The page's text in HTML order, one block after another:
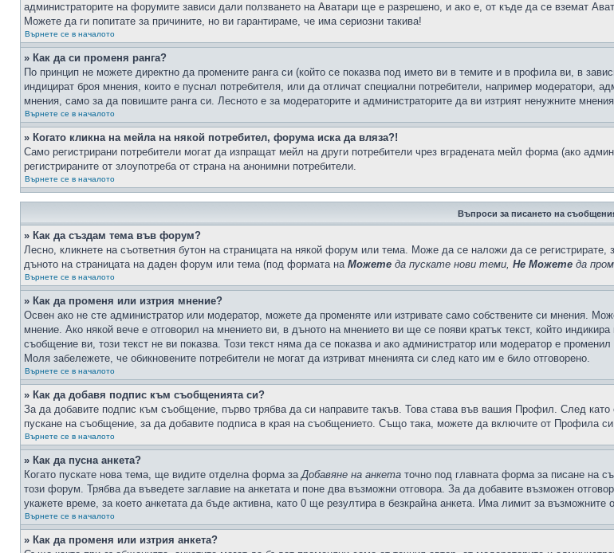
администраторите на форумите зависи дали ползването на Аватари ще е разрешено, и ако е, от къде да се вземат
Можете да ги попитате за причините, но ви гарантираме, че има сериозни такива!
Върнете се в началото
» Как да си променя ранга?
По принцип не можете директно да промените ранга си (който се показва под името ви в темите и в профила ви, в
индицират броя мнения, които е пуснал потребителя, или да отличат специални потребители, например модератори,
мнения, само за да повишите ранга си. Лесното е за модераторите и администраторите да ви изтрият ненужните
Върнете се в началото
» Когато кликна на мейла на някой потребител, форума иска да вляза?!
Само регистрирани потребители могат да изпращат мейл на други потребители чрез вградената мейл форма (ако
регистрираните от злоупотреба от страна на анонимни потребители.
Върнете се в началото
Въпроси за писането на
» Как да създам тема във форум?
Лесно, кликнете на съответния бутон на страницата на някой форум или тема. Може да се наложи да се
дъното на страницата на даден форум или тема (под формата на Можете да пускате нови теми, Не Можете да
Върнете се в началото
» Как да променя или изтрия мнение?
Освен ако не сте администратор или модератор, можете да променяте или изтривате само собствените си мнения.
мнение. Ако някой вече е отговорил на мнението ви, в дъното на мнението ви ще се появи кратък текст, който
съобщение ви, този текст не ви показва. Този текст няма да се показва и ако администратор или модератор е
Моля забележете, че обикновените потребители не могат да изтриват мненията си след като им е било отговорено.
Върнете се в началото
» Как да добавя подпис към съобщенията си?
За да добавите подпис към съобщение, първо трябва да си направите такъв. Това става във вашия Профил. След
пускане на съобщение, за да добавите подписа в края на съобщението. Също така, можете да включите от Профила
Върнете се в началото
» Как да пусна анкета?
Когато пускате нова тема, ще видите отделна форма заДобавяне на анкета точно под главната форма за писане на
този форум. Трябва да въведете заглавие на анкетата и поне два възможни отговора. За да добавите възможен
укажете време, за което анкетата да бъде активна, като 0 ще резултира в безкрайна анкета. Има лимит за
Върнете се в началото
» Как да променя или изтрия анкета?